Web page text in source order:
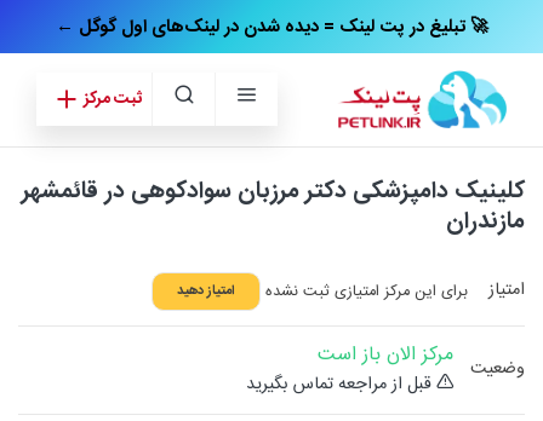
← تبلیغ در پت‌ لینک = دیده شدن در لینک‌های اول گوگل 🚀
ثبت مرکز
کلینیک دامپزشکی دکتر مرزبان سوادکوهی در قائمشهر
مازندران
امتیاز برای این مرکز امتیازی ثبت نشده امتیاز دهید
وضعیت مرکز الان باز است
قبل از مراجعه تماس بگیرید